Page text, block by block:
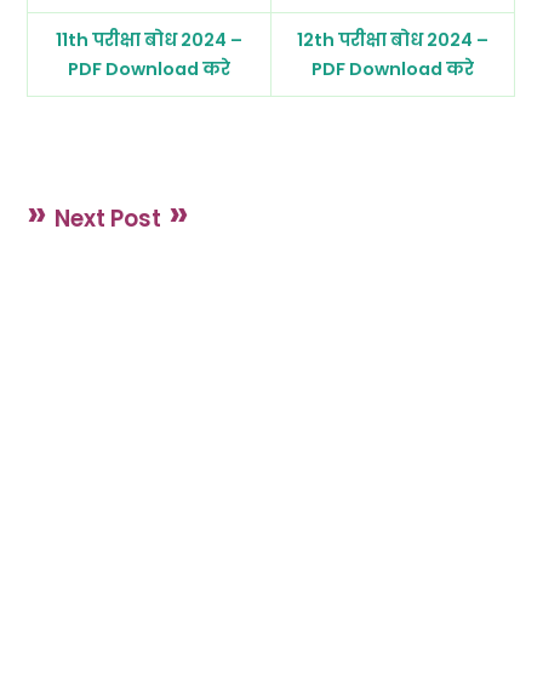
11th परीक्षा बोध 2024 –
PDF Download करे
12th परीक्षा बोध 2024 –
PDF Download करे
» Next Post »